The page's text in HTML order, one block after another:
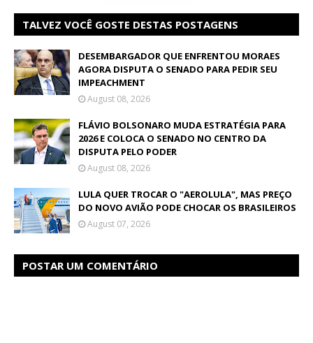
TALVEZ VOCÊ GOSTE DESTAS POSTAGENS
DESEMBARGADOR QUE ENFRENTOU MORAES
AGORA DISPUTA O SENADO PARA PEDIR SEU
IMPEACHMENT
August 08, 2026
FLÁVIO BOLSONARO MUDA ESTRATÉGIA PARA
2026 E COLOCA O SENADO NO CENTRO DA
DISPUTA PELO PODER
August 08, 2026
LULA QUER TROCAR O "AEROLULA", MAS PREÇO
DO NOVO AVIÃO PODE CHOCAR OS BRASILEIROS
August 07, 2026
POSTAR UM COMENTÁRIO